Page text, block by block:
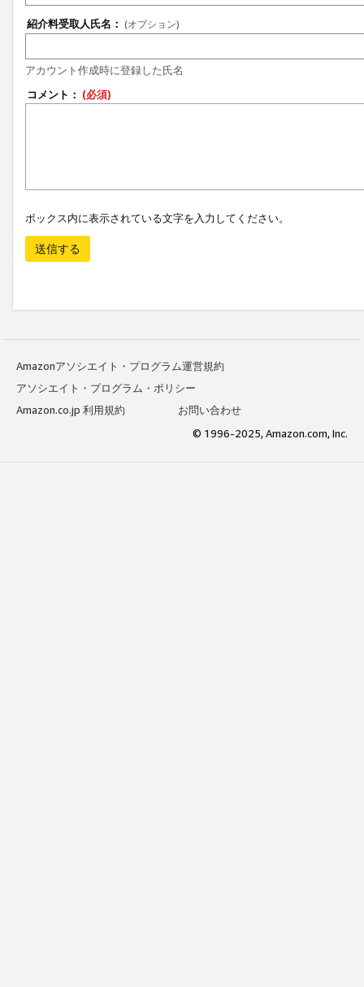
紹介料受取人氏名： (オプション)
アカウント作成時に登録した氏名
コメント： (必須)
ボックス内に表示されている文字を入力してください。
送信する
Amazonアソシエイト・プログラム運営規約
アソシエイト・プログラム・ポリシー
Amazon.co.jp 利用規約
お問い合わせ
© 1996-2025, Amazon.com, Inc.